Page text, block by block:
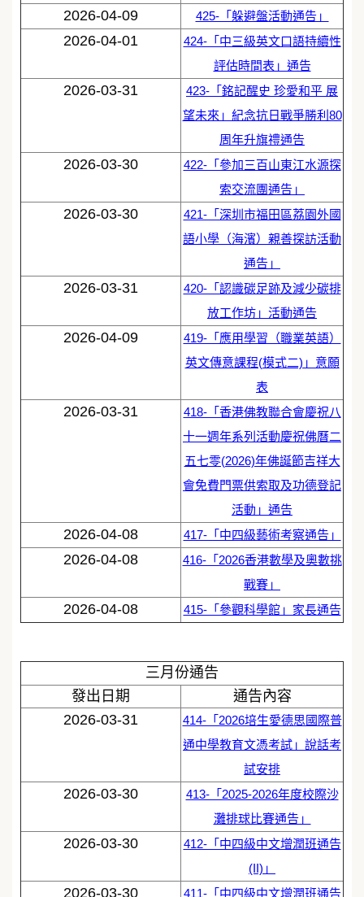
2026-04-09 425-「躲避盤活動通告」
2026-04-01
424-「中三級英文口語持續性
評估時間表」通告
2026-03-31
423-「銘記醒史 珍愛和平 展
望未來」紀念抗日戰爭勝利80
周年升旗禮通告
2026-03-30
422-「參加三百山東江水源探
索交流團通告」
2026-03-30
421-「深圳市福田區荔園外國
語小學（海濱）親善探訪活動
通告」
2026-03-31
420-「認識碳足跡及減少碳排
放工作坊」活動通告
2026-04-09
419-「應用學習（職業英語）
英文傳意課程(模式二)」意願
表
2026-03-31
418-「香港佛教聯合會慶祝八
十一週年系列活動慶祝佛曆二
五七零(2026)年佛誕節吉祥大
會免費門票供索取及功德登記
活動」通告
2026-04-08 417-「中四級藝術考察通告」
2026-04-08
416-「2026香港數學及奧數挑
戰賽」
2026-04-08 415-「參觀科學館」家長通告
三月份通告
發出日期
通告內容
2026-03-31
414-「2026培生愛德思國際普
通中學教育文憑考試」說話考
試安排
2026-03-30
413-「2025-2026年度校際沙
灘排球比賽通告」
2026-03-30
412-「中四級中文增潤班通告
(II)」
2026-03-30
411-「中四級中文增潤班通告